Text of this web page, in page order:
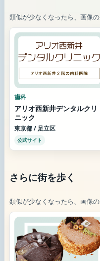
類似が少なくなったら、画像
歯科
アリオ西新井デンタルクリ
ニック
東京都 / 足立区
公式サイト
さらに街を歩く
類似が少なくなったら、画像